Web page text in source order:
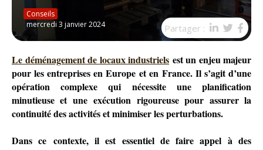
Conseils
mercredi 3 janvier 2024
Partager :
Le déménagement de locaux industriels est un enjeu majeur
pour les entreprises en Europe et en France. Il s’agit d’une
opération complexe qui nécessite une planification
minutieuse et une exécution rigoureuse pour assurer la
continuité des activités et minimiser les perturbations.
Dans ce contexte, il est essentiel de faire appel à des